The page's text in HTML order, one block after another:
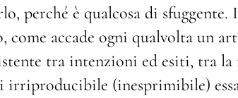
perché è qualcosa di
come accade ogni qualvolta un
tra intenzioni ed esiti, tra la
irriproducibile (inesprimibile)